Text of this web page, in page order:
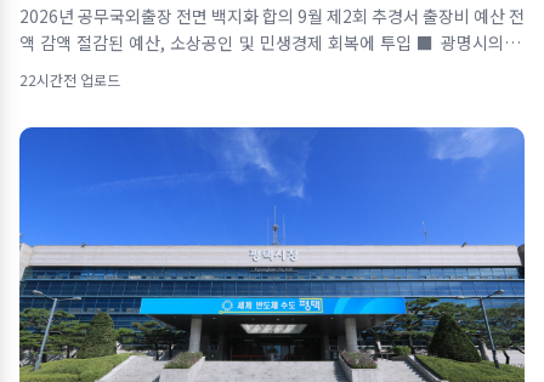
2026년 공무국외출장 전면 백지화 합의 9월 제2회 추경서 출장비 예산 전
액 감액 절감된 예산, 소상공인 및 민생경제 회복에 투입 ■ 광명시의회,
올해 공무국외출장
22시간전 업로드